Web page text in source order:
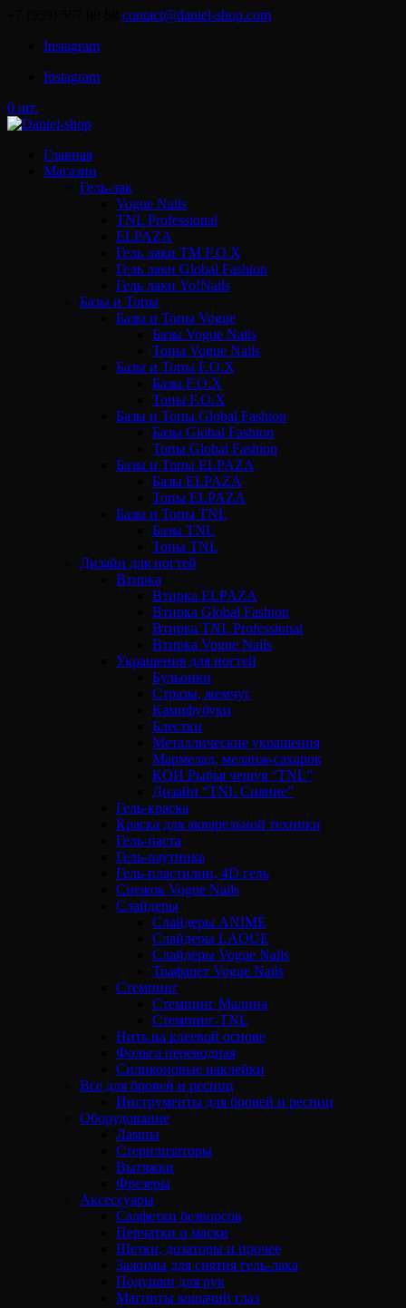
contact@daniel-shop.com
Instagram
Instagram
0 шт.
Главная
Магазин
Гель-лак
Vogue Nails
TNL Professional
ELPAZA
Гель лаки ТМ F.O.X
Гель лаки Global Fashion
Гель лаки Yo!Nails
Базы и Топы
Базы и Топы Vogue
Базы Vogue Nails
Топы Vogue Nails
Базы и Топы F.O.X
Базы F.O.X
Топы F.O.X
Базы и Топы Global Fashion
Базы Global Fashion
Топы Global Fashion
Базы и Топы ELPAZA
Базы ELPAZA
Топы ELPAZA
Базы и Топы TNL
Базы TNL
Топы TNL
Дизайн для ногтей
Втирка
Втирка ELPAZA
Втирка Global Fashion
Втирка TNL Professional
Втирка Vogue Nails
Украшения для ногтей
Бульонки
Стразы, жемчуг
Камифубуки
Блестки
Металлические украшения
Мармелад, меланж-сахарок
КОИ Рыбья чешуя “TNL”
Дизайн “TNL Сияние”
Гель-краска
Краска для акварельной техники
Гель-паста
Гель-паутинка
Гель-пластилин, 4D гель
Снежок Vogue Nails
Слайдеры
Слайдеры ANIME
Слайдеры LAQUE
Слайдеры Vogue Nails
Трафарет Vogue Nails
Стемпинг
Стемпинг Малина
Стемпинг-TNL
Нить на клеевой основе
Фольга переводная
Силиконовые наклейки
Все для бровей и ресниц
Инструменты для бровей и ресниц
Оборудование
Лампы
Стерилизаторы
Вытяжки
Фрезеры
Аксессуары
Салфетки безворсов
Перчатки и маски
Щетки, дозаторы и прочее
Зажимы для снятия гель-лака
Подушки для рук
Магниты кошачий глаз